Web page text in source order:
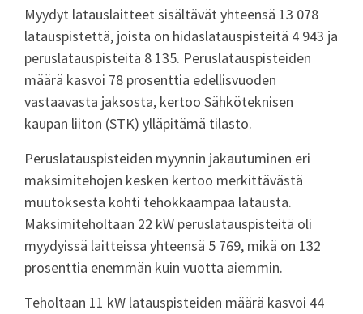
Myydyt latauslaitteet sisältävät yhteensä 13 078
latauspistettä, joista on hidaslatauspisteitä 4 943 ja
peruslatauspisteitä 8 135. Peruslatauspisteiden
määrä kasvoi 78 prosenttia edellisvuoden
vastaavasta jaksosta, kertoo Sähköteknisen
kaupan liiton (STK) ylläpitämä tilasto.
Peruslatauspisteiden myynnin jakautuminen eri
maksimitehojen kesken kertoo merkittävästä
muutoksesta kohti tehokkaampaa latausta.
Maksimiteholtaan 22 kW peruslatauspisteitä oli
myydyissä laitteissa yhteensä 5 769, mikä on 132
prosenttia enemmän kuin vuotta aiemmin.
Teholtaan 11 kW latauspisteiden määrä kasvoi 44